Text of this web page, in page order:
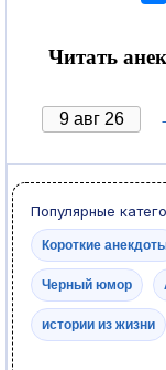
Читать
Популярные
Короткие
Черный юмор
истории из жизни